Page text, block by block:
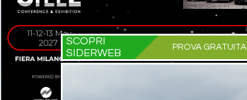
SCOPRI
SIDERWEB
PROVA GRATUITA